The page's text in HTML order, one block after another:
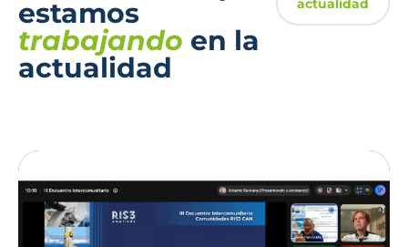
estamos
trabajando en la
actualidad
actualidad